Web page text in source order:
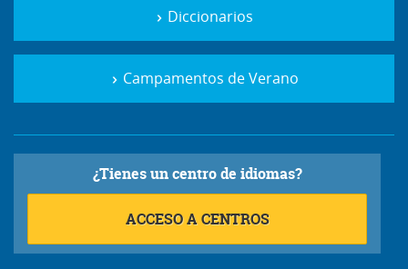
Diccionarios
Campamentos de Verano
¿Tienes un centro de idiomas?
ACCESO A CENTROS